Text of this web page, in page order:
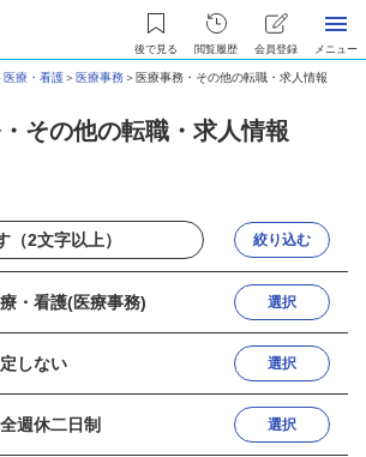
後で見る 閲覧履歴 会員登録 メニュー
医療・看護＞ 医療事務＞ 医療事務・その他の転職・求人情報
その他の転職・求人情報
絞り込む
・看護(医療事務) 選択
しない 選択
週休二日制 選択